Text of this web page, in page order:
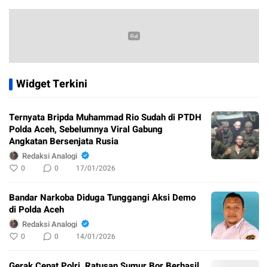
Widget Terkini
Ternyata Bripda Muhammad Rio Sudah di PTDH
Polda Aceh, Sebelumnya Viral Gabung
Angkatan Bersenjata Rusia
Redaksi Analogi
0 0 17/01/2026
Bandar Narkoba Diduga Tunggangi Aksi Demo
di Polda Aceh
Redaksi Analogi
0 0 14/01/2026